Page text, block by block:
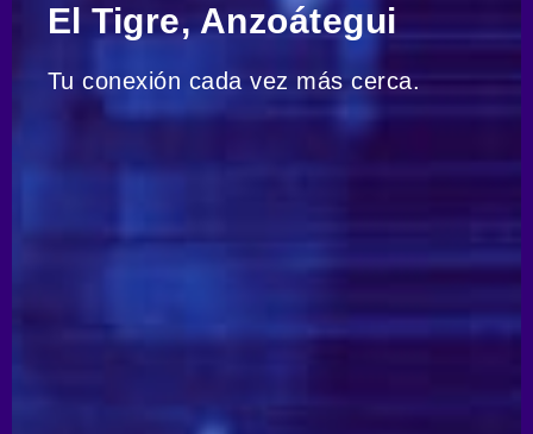
El Tigre, Anzoátegui
Tu conexión cada vez más cerca.